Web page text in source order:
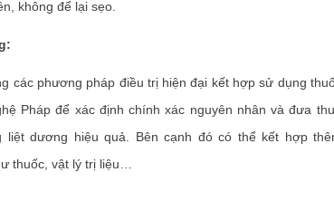
không để lại sẹo.
các phương pháp điều trị hiện đại kết hợp sử dụng
Pháp để xác định chính xác nguyên nhân và đưa
liệt dương hiệu quả. Bên cạnh đó có thể kết hợp
thuốc, vật lý trị liệu…